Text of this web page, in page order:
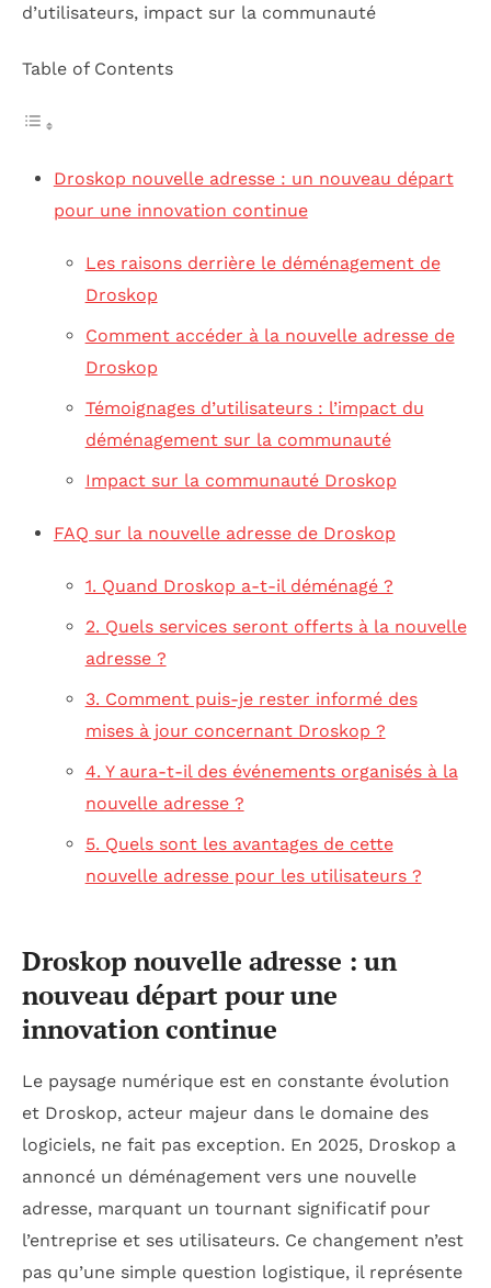
d’utilisateurs, impact sur la communauté
Table of Contents
Droskop nouvelle adresse : un nouveau départ
pour une innovation continue
Les raisons derrière le déménagement de
Droskop
Comment accéder à la nouvelle adresse de
Droskop
Témoignages d’utilisateurs : l’impact du
déménagement sur la communauté
Impact sur la communauté Droskop
FAQ sur la nouvelle adresse de Droskop
1. Quand Droskop a-t-il déménagé ?
2. Quels services seront offerts à la nouvelle
adresse ?
3. Comment puis-je rester informé des
mises à jour concernant Droskop ?
4. Y aura-t-il des événements organisés à la
nouvelle adresse ?
5. Quels sont les avantages de cette
nouvelle adresse pour les utilisateurs ?
Droskop nouvelle adresse : un
nouveau départ pour une
innovation continue
Le paysage numérique est en constante évolution
et Droskop, acteur majeur dans le domaine des
logiciels, ne fait pas exception. En 2025, Droskop a
annoncé un déménagement vers une nouvelle
adresse, marquant un tournant significatif pour
l’entreprise et ses utilisateurs. Ce changement n’est
pas qu’une simple question logistique, il représente